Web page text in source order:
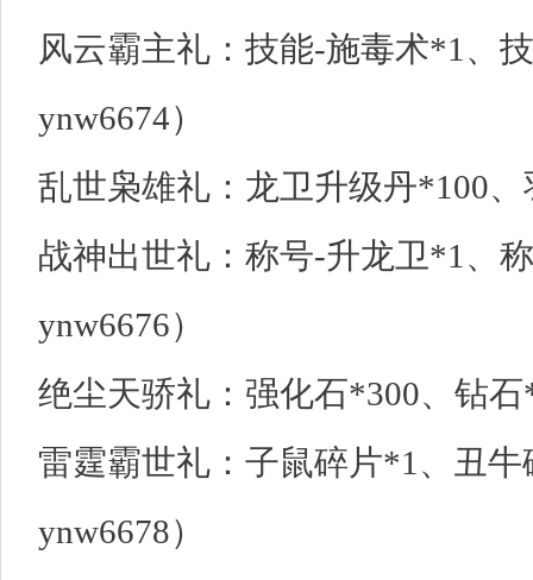
风云霸主礼：技能-施毒术*1、
ynw6674）
乱世枭雄礼：龙卫升级丹*100
战神出世礼：称号-升龙卫*1、
ynw6676）
绝尘天骄礼：强化石*300、钻
雷霆霸世礼：子鼠碎片*1、丑
ynw6678）